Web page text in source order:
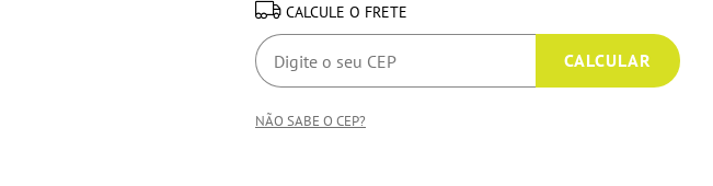
CALCULE O FRETE
NÃO SABE O CEP?